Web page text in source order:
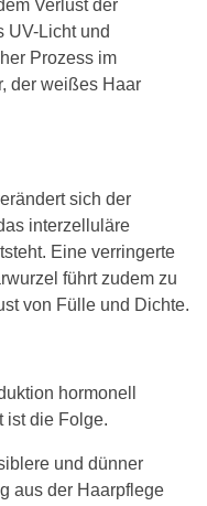
Verlust der
UV-Licht und
Prozess im
der weißes Haar
sich der
interzelluläre
Eine verringerte
führt zudem zu
von Fülle und Dichte.
hormonell
ist die Folge.
und dünner
aus der Haarpflege